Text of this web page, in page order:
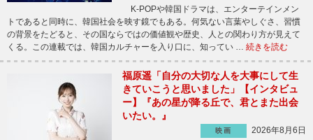
K-POPや韓国ドラマは、エンターテインメン
トであると同時に、韓国社会を映す鏡でもある。何気ない言葉やしぐさ、習慣
の背景をたどると、その国ならではの価値観や歴史、人との関わり方が見えて
くる。この連載では、韓国カルチャーを入り口に、知ってい … 続きを読む
福原遥「自分の大切な人を大事にして生
きていこうと思いました」【インタビュ
ー】『あの星が降る丘で、君とまた出会
いたい。』
映画
2026年8月6日